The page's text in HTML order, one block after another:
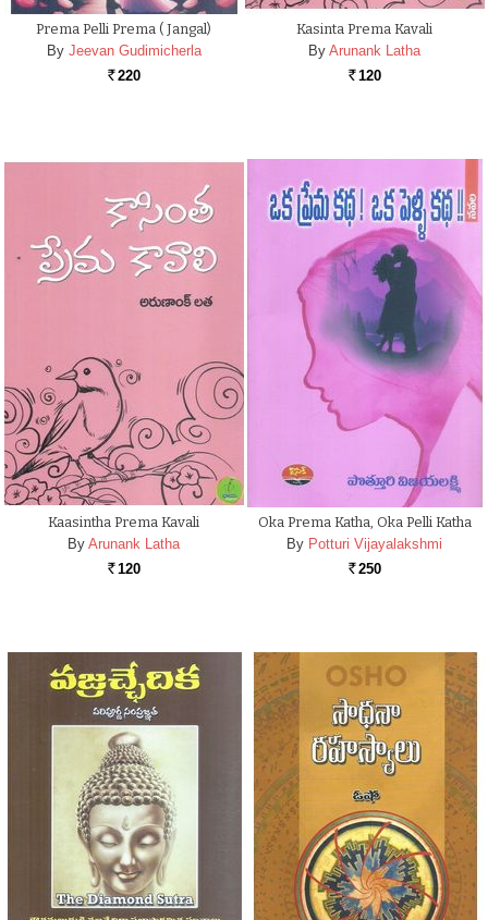
Prema Pelli Prema ( Jangal)
By Jeevan Gudimicherla
Rs. 220
Kasinta Prema Kavali
By Arunank Latha
Rs. 120
Kaasintha Prema Kavali
By Arunank Latha
Rs. 120
Oka Prema Katha, Oka Pelli Katha
By Potturi Vijayalakshmi
Rs. 250